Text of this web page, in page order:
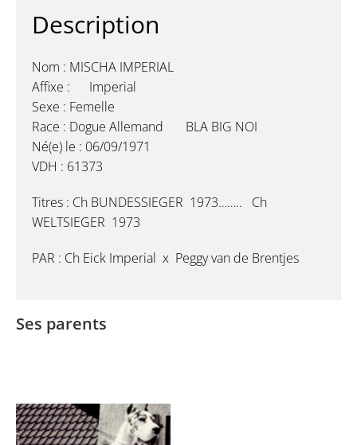
Description
Nom : MISCHA IMPERIAL
Affixe : Imperial
Sexe : Femelle
Race : Dogue Allemand BLA BIG NOI
Né(e) le : 06/09/1971
VDH : 61373
Titres : Ch BUNDESSIEGER 1973…….. Ch
WELTSIEGER 1973
PAR : Ch Eick Imperial x Peggy van de Brentjes
Ses parents